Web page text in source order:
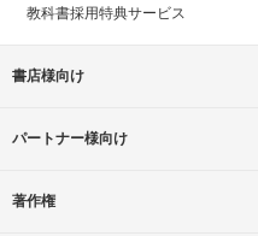
教科書採用特典サービス
書店様向け
パートナー様向け
著作権